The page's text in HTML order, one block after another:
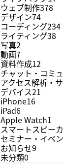
ウェブ制作378
デザイン74
コーディング234
ライティング38
写真2
動画7
資料作成12
チャット・コミ
アクセス解析・
デバイス21
iPhone16
iPad6
Apple Watch1
スマートスピー
セミナー・イベ
お知らせ9
未分類0